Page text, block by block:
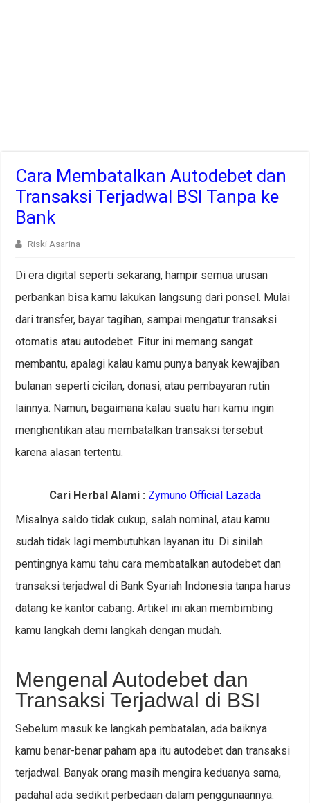
Cara Membatalkan Autodebet dan
Transaksi Terjadwal BSI Tanpa ke
Bank
Riski Asarina
Di era digital seperti sekarang, hampir semua urusan
perbankan bisa kamu lakukan langsung dari ponsel. Mulai
dari transfer, bayar tagihan, sampai mengatur transaksi
otomatis atau autodebet. Fitur ini memang sangat
membantu, apalagi kalau kamu punya banyak kewajiban
bulanan seperti cicilan, donasi, atau pembayaran rutin
lainnya. Namun, bagaimana kalau suatu hari kamu ingin
menghentikan atau membatalkan transaksi tersebut
karena alasan tertentu.
Cari Herbal Alami : Zymuno Official Lazada
Misalnya saldo tidak cukup, salah nominal, atau kamu
sudah tidak lagi membutuhkan layanan itu. Di sinilah
pentingnya kamu tahu cara membatalkan autodebet dan
transaksi terjadwal di Bank Syariah Indonesia tanpa harus
datang ke kantor cabang. Artikel ini akan membimbing
kamu langkah demi langkah dengan mudah.
Mengenal Autodebet dan
Transaksi Terjadwal di BSI
Sebelum masuk ke langkah pembatalan, ada baiknya
kamu benar-benar paham apa itu autodebet dan transaksi
terjadwal. Banyak orang masih mengira keduanya sama,
padahal ada sedikit perbedaan dalam penggunaannya.